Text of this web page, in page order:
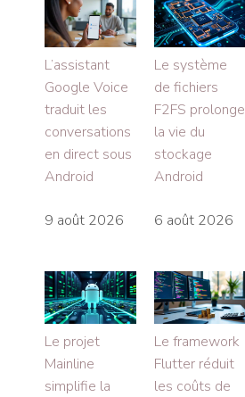
L’assistant
Google Voice
traduit les
conversations
en direct sous
Android
9 août 2026
Le système
de fichiers
F2FS prolonge
la vie du
stockage
Android
6 août 2026
Le projet
Mainline
simplifie la
Le framework
Flutter réduit
les coûts de